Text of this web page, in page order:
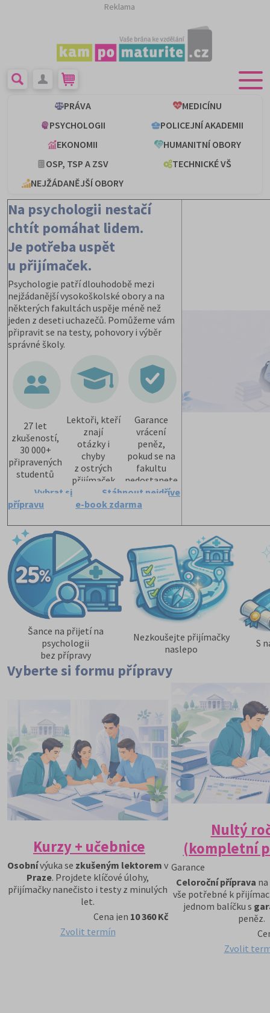
Reklama
PRÁVA
MEDICÍNU
PSYCHOLOGII
POLICEJNÍ AKADEMII
EKONOMII
HUMANITNÍ OBORY
OSP, TSP A ZSV
TECHNICKÉ VŠ
NEJŽÁDANĚJŠÍ OBORY
Na psychologii nestačí
chtít pomáhat lidem.
Je potřeba uspět
u přijímaček.
Psychologie patří dlouhodobě mezi
nejžádanější vysokoškolské obory a na
některých fakultách uspěje méně než
jeden z deseti uchazečů. Pomůžeme vám
připravit se na testy, pohovory i výběr
správné školy.
27 let
zkušeností,
30 000+
připravených
studentů
Lektoři, kteří
znají
otázky i
chyby
z ostrých
přijímaček
Garance
vrácení
peněz,
pokud se na
fakultu
nedostanete
Vybrat si
přípravu
Stáhnout nejdříve
e-book zdarma
Šance na přijetí na
psychologii
bez přípravy
Nezkoušejte přijímačky
naslepo
S
Vyberte si formu přípravy
Kurzy + učebnice
Osobnívýuka se zkušeným lektorem v
Praze. Projdete klíčové úlohy,
přijímačky nanečisto i testy z minulých
let.
Cena jen 10 360 Kč
Zvolit termín
Nultý
(kompletní
Garance
Celoroční příprava
vše potřebné k
jednom balíčku s
peněz.
Zvolit